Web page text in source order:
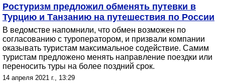
Ростуризм предложил обменять путевки в
Турцию и Танзанию на путешествия по России
В ведомстве напомнили, что обмен возможен по
согласованию с туроператором, и призвали компании
оказывать туристам максимальное содействие. Самим
туристам предложено менять направление поездки или
переносить туры на более поздний срок.
14 апреля 2021 г., 13:29